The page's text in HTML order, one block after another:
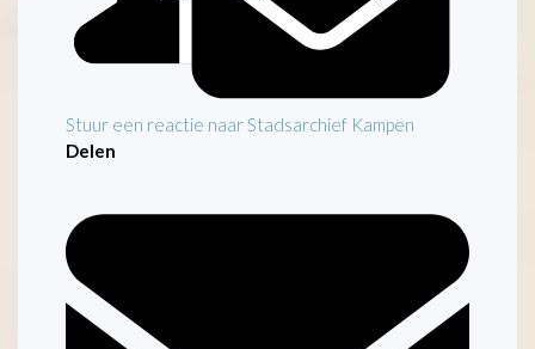
Stuur een reactie naar Stadsarchief Kampen
Delen